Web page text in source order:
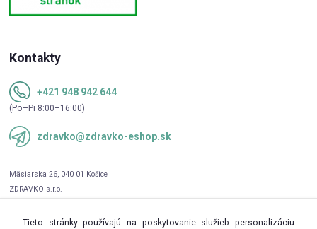
Kontakty
+421 948 942 644
(Po–Pi 8:00–16:00)
zdravko@zdravko-eshop.sk
Tieto stránky používajú na poskytovanie služieb personalizáciu